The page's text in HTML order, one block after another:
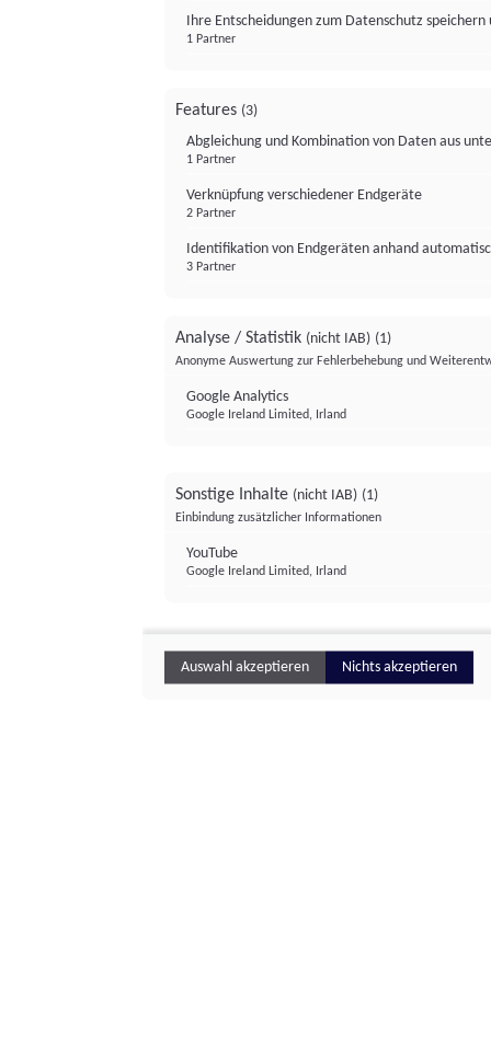
Ihre Entscheidungen zum Datenschutz
1 Partner
Features (3)
Abgleichung und Kombination von Daten aus
1 Partner
Verknüpfung verschiedener Endgeräte
2 Partner
Identifikation von Endgeräten anhand
3 Partner
Analyse / Statistik (nicht IAB) (1)
Anonyme Auswertung zur Fehlerbehebung und
Google Analytics
Google Ireland Limited, Irland
Sonstige Inhalte (nicht IAB) (1)
Einbindung zusätzlicher Informationen
YouTube
Google Ireland Limited, Irland
Auswahl akzeptieren Nichts akzeptieren